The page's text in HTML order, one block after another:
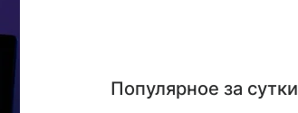
Популярное за сутки